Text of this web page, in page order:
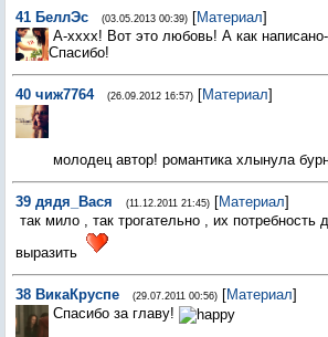
41 БеллЭс (03.05.2013 00:39) [Материал]
А-хххх! Вот это любовь! А как
Спасибо!
40 чиж7764 (26.09.2012 16:57) [Материал]
молодец автор! романтика хлынула
39 дядя_Вася (11.12.2011 21:45) [Материал]
так мило , так трогательно , их
выразить
38 ВикаКруспе (29.07.2011 00:56) [Материал]
Спасибо за главу!